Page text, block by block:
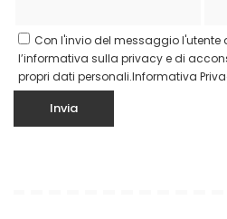
Con l'invio del messaggio l'utente
l’informativa sulla privacy e di
propri dati personali.Informativa